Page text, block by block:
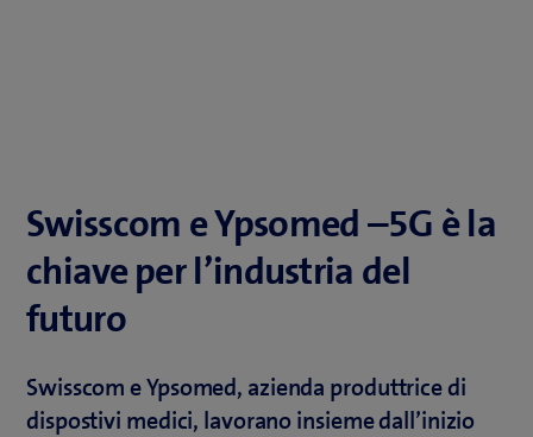
Swisscom e Ypsomed –5G è la
chiave per l’industria del
futuro
Swisscom e Ypsomed, azienda produttrice di
dispostivi medici, lavorano insieme dall’inizio